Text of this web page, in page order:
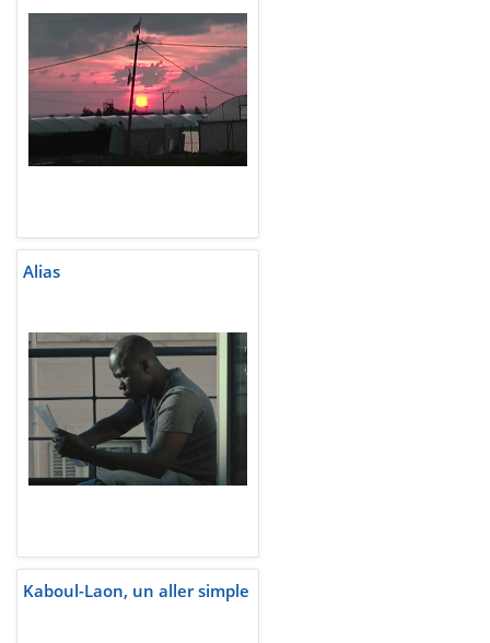
Alias
Kaboul-Laon, un aller simple